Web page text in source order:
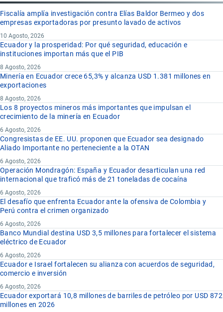
Fiscalía amplía investigación contra Elías Baldor Bermeo y dos
empresas exportadoras por presunto lavado de activos
10 Agosto, 2026
Ecuador y la prosperidad: Por qué seguridad, educación e
instituciones importan más que el PIB
8 Agosto, 2026
Minería en Ecuador crece 65,3% y alcanza USD 1.381 millones en
exportaciones
8 Agosto, 2026
Los 8 proyectos mineros más importantes que impulsan el
crecimiento de la minería en Ecuador
6 Agosto, 2026
Congresistas de EE. UU. proponen que Ecuador sea designado
Aliado Importante no perteneciente a la OTAN
6 Agosto, 2026
Operación Mondragón: España y Ecuador desarticulan una red
internacional que traficó más de 21 toneladas de cocaína
6 Agosto, 2026
El desafío que enfrenta Ecuador ante la ofensiva de Colombia y
Perú contra el crimen organizado
6 Agosto, 2026
Banco Mundial destina USD 3,5 millones para fortalecer el sistema
eléctrico de Ecuador
6 Agosto, 2026
Ecuador e Israel fortalecen su alianza con acuerdos de seguridad,
comercio e inversión
6 Agosto, 2026
Ecuador exportará 10,8 millones de barriles de petróleo por USD 872
millones en 2026